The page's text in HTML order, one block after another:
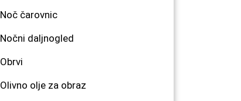
Noč čarovnic
Nočni daljnogled
Obrvi
Olivno olje za obraz